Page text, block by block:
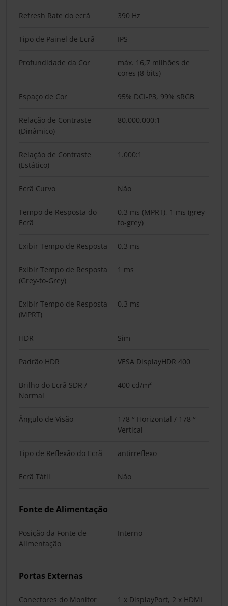
Refresh Rate do ecrã 390 Hz
Tipo de Painel de Ecrã IPS
Profundidade da Cor
máx. 16,7 milhões de
cores (8 bits)
Espaço de Cor 95% DCI-P3, 99% sRGB
Relação de Contraste
(Dinâmico)
80.000.000:1
Relação de Contraste
(Estático)
1.000:1
Ecrã Curvo Não
Tempo de Resposta do
Ecrã
0.3 ms (MPRT), 1 ms (grey-
to-grey)
Exibir Tempo de Resposta 0,3 ms
Exibir Tempo de Resposta
(Grey-to-Grey)
1 ms
Exibir Tempo de Resposta
(MPRT)
0,3 ms
HDR Sim
Padrão HDR VESA DisplayHDR 400
Brilho do Ecrã SDR /
Normal
400 cd/m²
Ângulo de Visão
178 ° Horizontal / 178 °
Vertical
Tipo de Reflexão do Ecrã antirreflexo
Ecrã Tátil Não
Fonte de Alimentação
Posição da Fonte de
Alimentação
Interno
Portas Externas
Conectores do Monitor 1 x DisplayPort, 2 x HDMI